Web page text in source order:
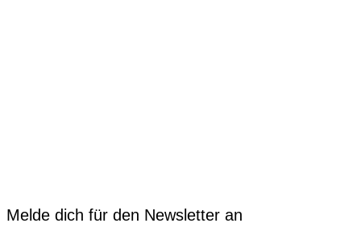
Melde dich für den Newsletter an